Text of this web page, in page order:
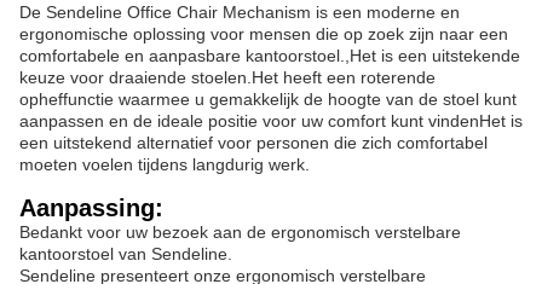
De Sendeline Office Chair Mechanism is een moderne en
ergonomische oplossing voor mensen die op zoek zijn naar een
comfortabele en aanpasbare kantoorstoel.,Het is een uitstekende
keuze voor draaiende stoelen.Het heeft een roterende
opheffunctie waarmee u gemakkelijk de hoogte van de stoel kunt
aanpassen en de ideale positie voor uw comfort kunt vindenHet is
een uitstekend alternatief voor personen die zich comfortabel
moeten voelen tijdens langdurig werk.
Aanpassing:
Bedankt voor uw bezoek aan de ergonomisch verstelbare
kantoorstoel van Sendeline.
Sendeline presenteert onze ergonomisch verstelbare